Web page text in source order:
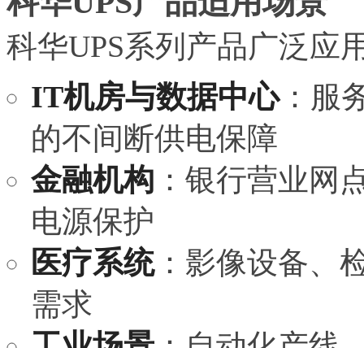
科华UPS系列产品广泛应
IT机房与数据中心：服
的不间断供电保障
金融机构 ：银行营业网
电源保护
医疗系统：影像设备、
需求